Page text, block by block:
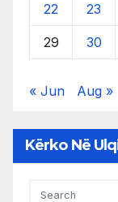
22 23
29 30
« Jun Aug »
Kërko Në